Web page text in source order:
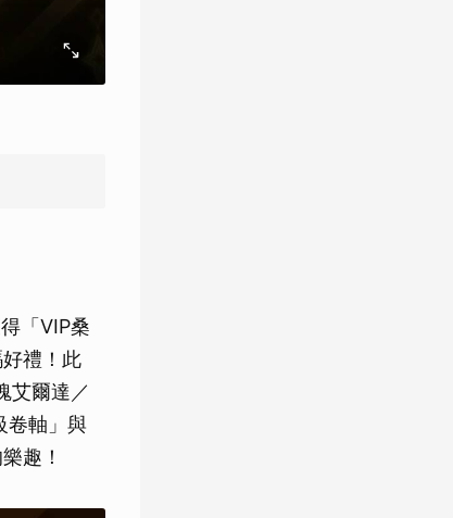
「VIP桑
禮！此
艾爾達／
卷軸」與
趣！